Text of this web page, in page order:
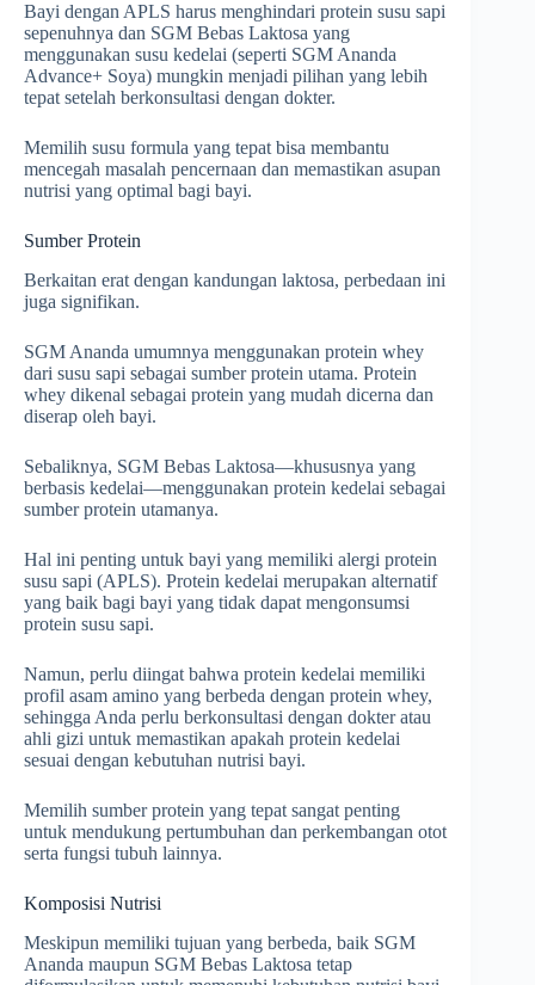
Bayi dengan APLS harus menghindari protein susu sapi
sepenuhnya dan SGM Bebas Laktosa yang
menggunakan susu kedelai (seperti SGM Ananda
Advance+ Soya) mungkin menjadi pilihan yang lebih
tepat setelah berkonsultasi dengan dokter.
Memilih susu formula yang tepat bisa membantu
mencegah masalah pencernaan dan memastikan asupan
nutrisi yang optimal bagi bayi.
Sumber Protein
Berkaitan erat dengan kandungan laktosa, perbedaan ini
juga signifikan.
SGM Ananda umumnya menggunakan protein whey
dari susu sapi sebagai sumber protein utama. Protein
whey dikenal sebagai protein yang mudah dicerna dan
diserap oleh bayi.
Sebaliknya, SGM Bebas Laktosa—khususnya yang
berbasis kedelai—menggunakan protein kedelai sebagai
sumber protein utamanya.
Hal ini penting untuk bayi yang memiliki alergi protein
susu sapi (APLS). Protein kedelai merupakan alternatif
yang baik bagi bayi yang tidak dapat mengonsumsi
protein susu sapi.
Namun, perlu diingat bahwa protein kedelai memiliki
profil asam amino yang berbeda dengan protein whey,
sehingga Anda perlu berkonsultasi dengan dokter atau
ahli gizi untuk memastikan apakah protein kedelai
sesuai dengan kebutuhan nutrisi bayi.
Memilih sumber protein yang tepat sangat penting
untuk mendukung pertumbuhan dan perkembangan otot
serta fungsi tubuh lainnya.
Komposisi Nutrisi
Meskipun memiliki tujuan yang berbeda, baik SGM
Ananda maupun SGM Bebas Laktosa tetap